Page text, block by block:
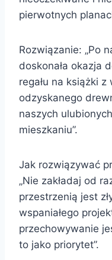
pierwotnych
Rozwiązanie: „Po
doskonała okazja
regału na książki
odzyskanego
naszych
mieszkaniu”.
Jak rozwiązywać
„Nie zakładaj od
przestrzenią jest
wspaniałego
przechowywanie
to jako priorytet”.